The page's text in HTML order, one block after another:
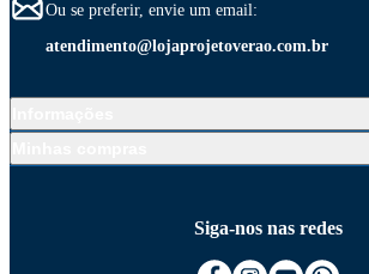
Ou se preferir, envie um email:
atendimento@lojaprojetoverao.com.br
Siga-nos nas redes